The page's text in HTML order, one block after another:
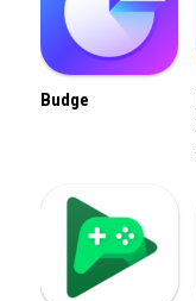
Budge